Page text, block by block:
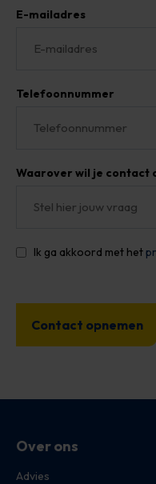
E-mailadres
Telefoonnummer
Waarover wil je contact
Ik ga akkoord met het
Over ons
Advies